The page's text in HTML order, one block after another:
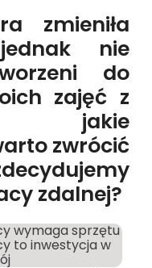
zmieniła
nie
do
zajęć z
jakie
zwrócić
zdalnej?